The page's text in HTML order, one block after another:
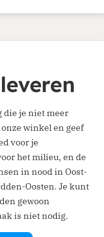
die je niet meer
winkel en geef
voor je
het milieu, en de
in nood in Oost-
Oosten. Je kunt
gewoon
is niet nodig.